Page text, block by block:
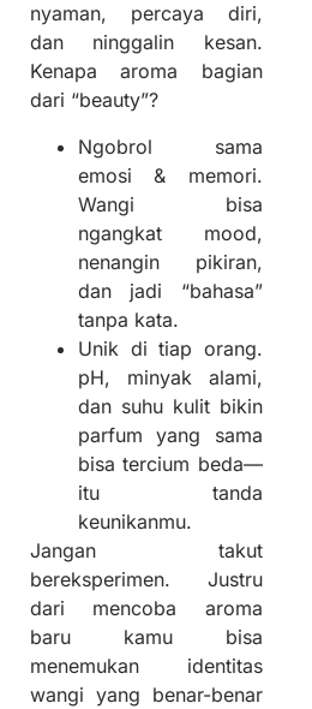
nyaman, percaya diri,
dan ninggalin kesan.
Kenapa aroma bagian
dari “beauty”?
Ngobrol sama
emosi & memori.
Wangi bisa
ngangkat mood,
nenangin pikiran,
dan jadi “bahasa”
tanpa kata.
Unik di tiap orang.
pH, minyak alami,
dan suhu kulit bikin
parfum yang sama
bisa tercium beda—
itu tanda
keunikanmu.
Jangan takut
bereksperimen. Justru
dari mencoba aroma
baru kamu bisa
menemukan identitas
wangi yang benar-benar